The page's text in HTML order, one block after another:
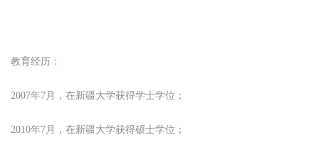
教育经历：
2007年7月，在新疆大学获得学士学位；
2010年7月，在新疆大学获得硕士学位；